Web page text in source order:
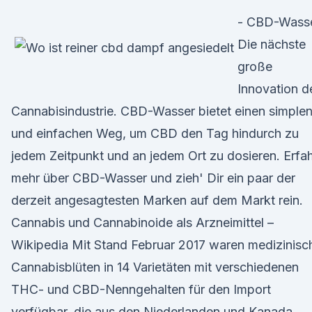
- CBD-
Die nächste
große
Innovation
Cannabisindustrie. CBD-Wasser bietet einen simplen
und einfachen Weg, um CBD den Tag hindurch zu
jedem Zeitpunkt und an jedem Ort zu dosieren.
mehr über CBD-Wasser und zieh' Dir ein paar der
derzeit angesagtesten Marken auf dem Markt rein.
Cannabis und Cannabinoide als Arzneimittel –
Wikipedia Mit Stand Februar 2017 waren
Cannabisblüten in 14 Varietäten mit verschiedenen
THC- und CBD-Nenngehalten für den Import